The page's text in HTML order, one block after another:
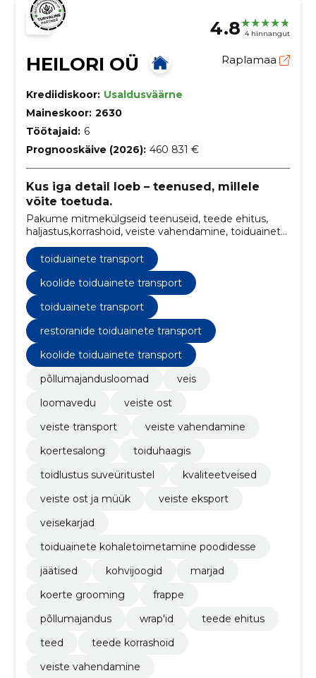
4.8 4 hinnangut
HEILORI OÜ Raplamaa
Krediidiskoor: Usaldusväärne
Maineskoor: 2630
Töötajaid: 6
Prognooskäive (2026): 460 831 €
Kus iga detail loeb – teenused, millele
võite toetuda.
Pakume mitmekülgseid teenuseid, teede ehitus,
haljastus,korrashoid, veiste vahendamine, toiduainete
toiduainete transport
koolide toiduainete transport
toiduainete transport
restoranide toiduainete transport
koolide toiduainete transport
põllumajandusloomad
veis
loomavedu
veiste ost
veiste transport
veiste vahendamine
koertesalong
toiduhaagis
toidlustus suveüritustel
kvaliteetveised
veiste ost ja müük
veiste eksport
veisekarjad
toiduainete kohaletoimetamine poodidesse
jäätised
kohvijoogid
marjad
koerte grooming
frappe
põllumajandus
wrap'id
teede ehitus
teed
teede korrashoid
veiste vahendamine